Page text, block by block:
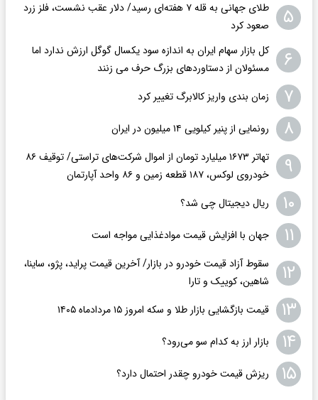
۵
طلای جهانی به قله ۷ هفته‌ای رسید/ دلار عقب نشست، فلز زرد
صعود کرد
۶
کل بازار سهام ایران به اندازه سود یکسال گوگل ارزش ندارد اما
مسئولان از دستاوردهای بزرگ حرف می زنند
۷ زمان بندی واریز کالابرگ تغییر کرد
۸ رونمایی از پنیر کیلویی ۱۴ میلیون در ایران
۹
تهاتر ۱۶۷۳ میلیارد تومان از اموال شرکت‌های تراستی/ توقیف ۸۶
خودروی لوکس، ۱۸۷ قطعه زمین و ۸۶ واحد آپارتمان
۱۰ ریال دیجیتال چی شد؟
۱۱ جهان با افزایش قیمت موادغذایی مواجه است
۱۲
سقوط آزاد قیمت خودرو در بازار/ آخرین قیمت پراید، پژو، ساینا،
شاهین، کوییک و تارا
۱۳ قیمت بازگشایی بازار طلا و سکه امروز ۱۵ مردادماه ۱۴۰۵
۱۴ بازار ارز به کدام سو می‌رود؟
۱۵ ریزش قیمت خودرو چقدر احتمال دارد؟